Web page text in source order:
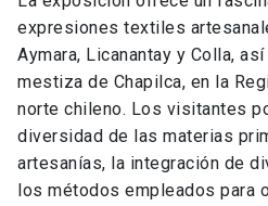
expresiones textiles
Aymara, Licanantay y Colla,
mestiza de Chapilca, en la
norte chileno. Los visitantes
diversidad de las materias
artesanías, la integración de
los métodos empleados para